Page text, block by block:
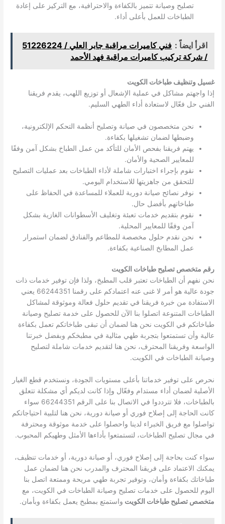
تصليح وصيانة تتميز بالكفاءة والاحترافية، مع التركيز على إعادة
الطباخات للعمل بأعلى أداء.
اقرأ ايضاً :
فني كاميرات مراقبة جابر العلي / 51226224
/ شركة تركيب كاميرات مراقبة فهد الأحمد
غسيل وتنظيف طباخات الكويت
إذا واجهتم مشاكل في عملية الإشعال أو توزيع اللهب، يقدم فريقنا
الفني حل فعّال لاستعادة أداء الطهي السليم.
نحن متخصصون في صيانة وتصليح أنظمة التحكم الإلكترونية،
وضبطها لضمان تشغيلها بكفاءة.
يهتم فريقنا بفحص الأمان للتأكد من عمل الطباخ بشكل آمن وفقًا
للمعايير الصحية والأمان.
نقوم بإجراء اختبارات شاملة لأداء الطباخات بعد عمليات التصليح
للتحقق من جاهزيتها للاستخدام اليومي.
نوفر نصائح صيانة دورية للعملاء للمساعدة في الحفاظ على
طباخاتهم بأفضل حال.
نقوم بتقديم خدمات تعبئة وتغليف الأسطوانات الغازية بشكل
آمن وفقًا للمعايير المحلية.
نحن نقدم حلول مخصصة للمطاعم والفنادق لضمان استمرار
عمل المطابخ الصناعية بكفاءة.
رقم متخصص تصليح طباخات الكويت
نحن نفهم أن الطباخات تعتبر قلب المطبخ، ولذا فإن توفير خدمات ذات
جودة عالية هو أمر لا غنى عنه اعتمادكم على رقمنا 66244351 يعني
الاستفادة من خبرة فريقنا في تقديم حلول فعالة وموثوقة لمشاكل
الطباخات المتنوعة اتصلوا بنا الآن للحصول على خدمة تصليح وصيانة
طباخاتكم في الكويت نحن هنا لضمان أن تبقى طباخاتكم تعمل بكفاءة
عالية وأن تستمتعوا بتجربة طهي مثالية في مطبخكم وبفضل خبرتنا
الواسعة وفريقنا المحترف، نحن هنا لتقديم خدمات شاملة لتصليح
وصيانة الطباخات في الكويت.
نحرص على توفير خدماتنا بأعلى مستويات الجودة، ونستخدم قطع الغيار
الأصلية لضمان أداء مستدام وفعّال وإذا كانت لديكم أي مشكلة تتعلق
بالطباخات، فلا تترددوا في الاتصال بنا على الرقم 66244351 سواء
كانت الحاجة إلى إصلاح فوري أو صيانة دورية، نحن هنا لتلبية احتياجاتكم
تواصلوا مع فريق الخبراء لدينا واحصلوا على خدمة موثوقة ومحترفة
في مجال تصليح الطباخات، لتستمتعوا بأداءها الأمثل وطهيكم المحبوب.
سواء كنت بحاجة إلى إصلاح فوري، أو صيانة دورية، أو خدمات تنظيف،
يمكنك الاعتماد على فريقنا المحترف والمدرب نحن هنا لضمان عمل
طباخاتك بكفاءة وأمان، وتوفير تجربة طهي مريحة وممتعة اتصل بنا
اليوم للحصول على خدمات تصليح وصيانة الطباخات في الكويت، مع
متخصص تصليح طباخات الكويت واستمتع بمطبخ يعمل بكفاءة وبأمان.